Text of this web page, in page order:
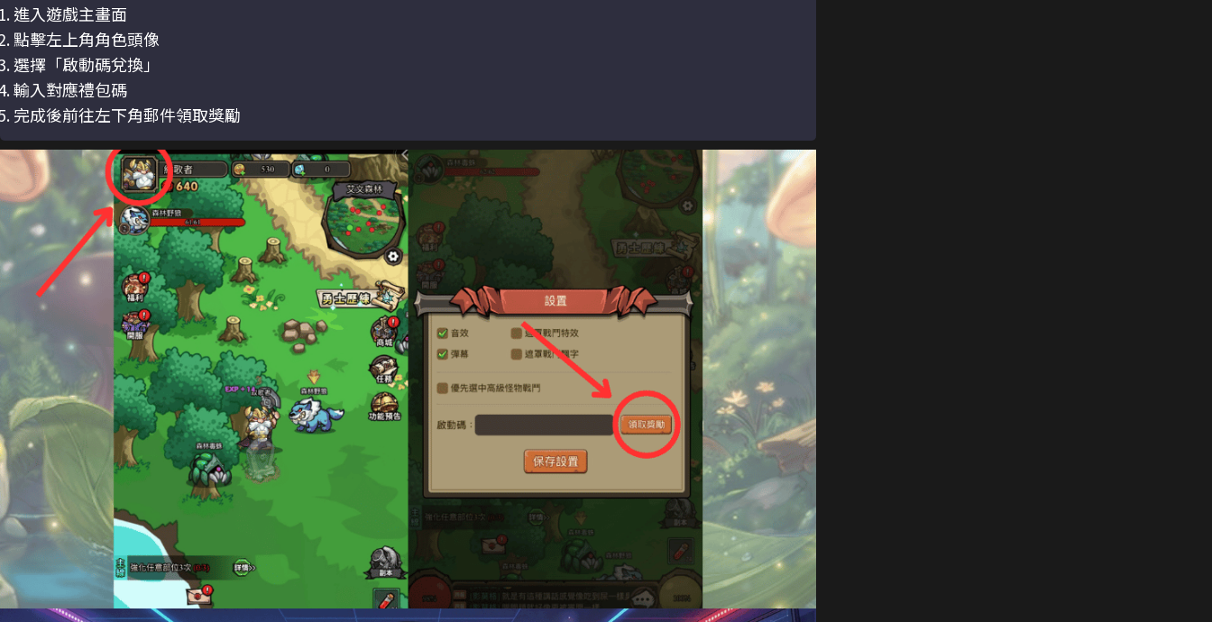
進入遊戲主畫面
點擊左上角角色頭像
選擇「啟動碼兌換」
輸入對應禮包碼
完成後前往左下角郵件領取獎勵